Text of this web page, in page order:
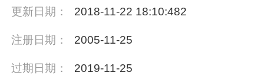
更新日期： 2018-11-22 18:10:482
注册日期： 2005-11-25
过期日期： 2019-11-25